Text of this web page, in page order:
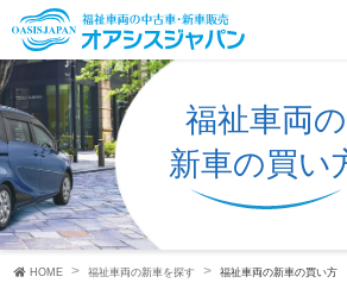
福祉車両の
新車の買い
HOME 福祉車両の新車を探す 福祉車両の新車の買い方